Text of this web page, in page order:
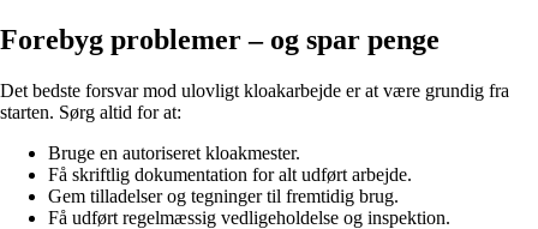
Forebyg problemer – og spar penge
Det bedste forsvar mod ulovligt kloakarbejde er at være grundig fra
starten. Sørg altid for at:
Bruge en autoriseret kloakmester.
Få skriftlig dokumentation for alt udført arbejde.
Gem tilladelser og tegninger til fremtidig brug.
Få udført regelmæssig vedligeholdelse og inspektion.